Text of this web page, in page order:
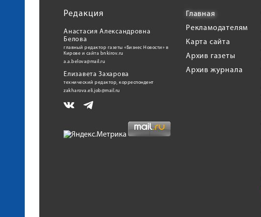
Редакция
Анастасия Александровна
Белова
главный редактор газеты «Бизнес Новости» в
Кирове и сайта bnkirov.ru
a.a.belova@mail.ru
Елизавета Захарова
технический редактор, корреспондент
zakharova.eli.job@mail.ru
Главная
Рекламодателям
Карта сайта
Архив газеты
Архив журнала